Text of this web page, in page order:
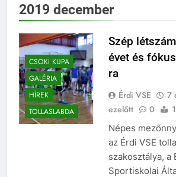
2019 december
CSOKI KUPA
GALÉRIA
HÍREK
TOLLASLABDA
Szép
évet és
ra
Érdi VSE
7
ezelőtt
0
Népes
az Érdi VSE
szakosztálya, a
Sportiskolai